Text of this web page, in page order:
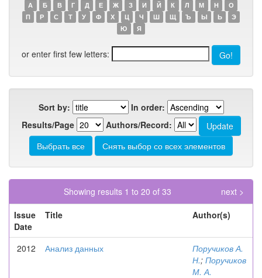
А Б В Г Д Е Ж З И Й К Л М Н
О
П
Р С Т У Ф Х Ц Ч Ш Щ Ъ Ы Ь
Э
Ю
Я
or enter first few letters:
Sort by:
In order:
Results/Page
Authors/Record:
Showing results 1 to 20 of 33
next >
Issue
Date
Title Author(s)
2012 Анализ данных
Поручиков А.
Н.; Поручиков
М. А.